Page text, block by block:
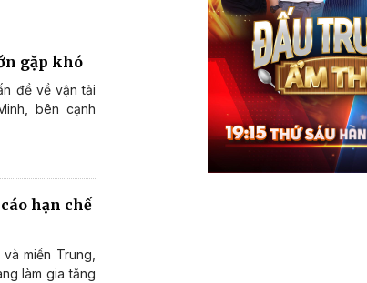
gặp khó
đề về vận tải
bên cạnh
hạn chế
miền Trung,
làm gia tăng